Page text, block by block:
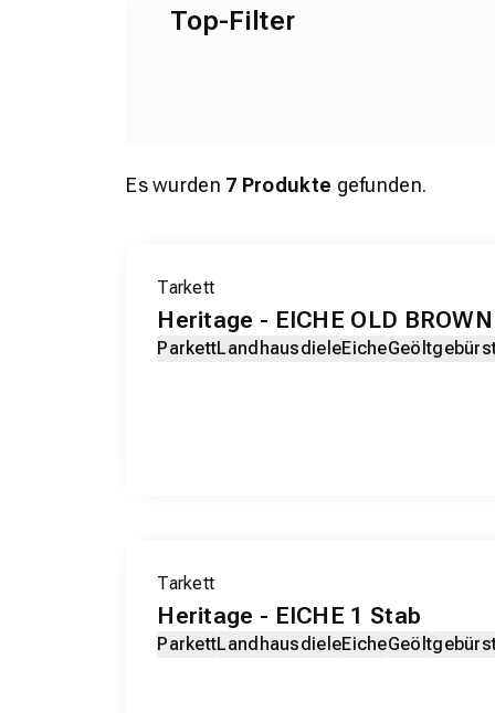
Top-Filter
Es wurden 7 Produkte gefunden.
Tarkett
Heritage - EICHE OLD
ParkettLandhausdieleEicheGeölt
Tarkett
Heritage - EICHE 1 Stab
ParkettLandhausdieleEicheGeölt